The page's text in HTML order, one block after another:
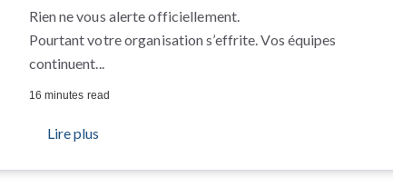
Rien ne vous alerte officiellement.
Pourtant votre organisation s’effrite.Vos équipes
continuent...
16 minutes read
Lire plus